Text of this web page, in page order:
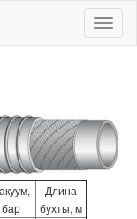
бар
Длина
бухты, м